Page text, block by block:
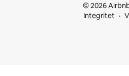
© 2026
Integritet